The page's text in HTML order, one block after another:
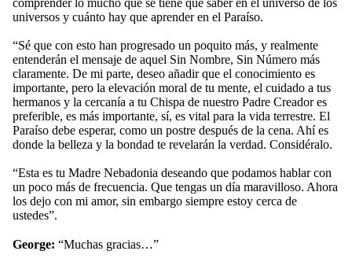
comprender lo mucho que se tiene que saber en el universo de los
universos y cuánto hay que aprender en el Paraíso.
“Sé que con esto han progresado un poquito más, y realmente
entenderán el mensaje de aquel Sin Nombre, Sin Número más
claramente. De mi parte, deseo añadir que el conocimiento es
importante, pero la elevación moral de tu mente, el cuidado a tus
hermanos y la cercanía a tu Chispa de nuestro Padre Creador es
preferible, es más importante, sí, es vital para la vida terrestre. El
Paraíso debe esperar, como un postre después de la cena. Ahí es
donde la belleza y la bondad te revelarán la verdad. Considéralo.
“Esta es tu Madre Nebadonia deseando que podamos hablar con
un poco más de frecuencia. Que tengas un día maravilloso. Ahora
los dejo con mi amor, sin embargo siempre estoy cerca de
ustedes”.
George: “Muchas gracias…”